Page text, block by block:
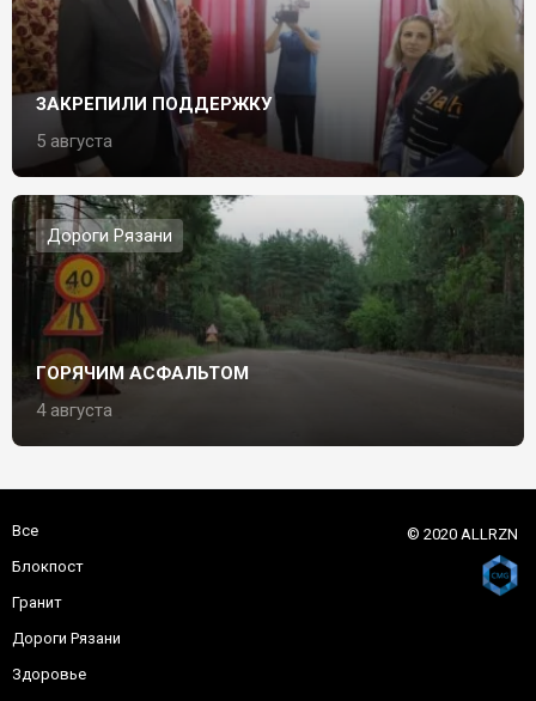
ЗАКРЕПИЛИ ПОДДЕРЖКУ
5 августа
Дороги Рязани
ГОРЯЧИМ АСФАЛЬТОМ
4 августа
Все
Блокпост
Гранит
Дороги Рязани
Здоровье
© 2020 ALLRZN